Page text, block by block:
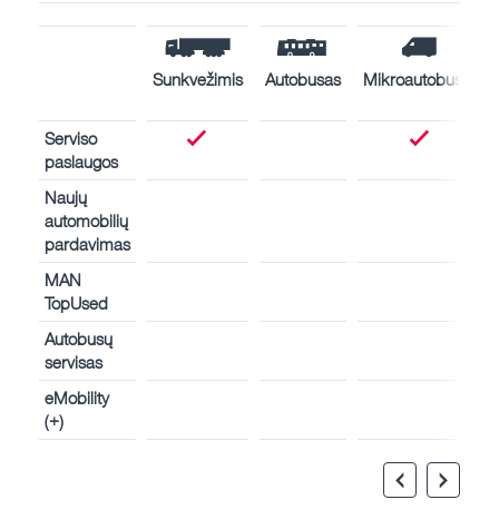
Sunkvežimis Autobusas Mikroautobusas
Serviso
paslaugos
Naujų
automobilių
pardavimas
MAN
TopUsed
Autobusų
servisas
eMobility
(+)